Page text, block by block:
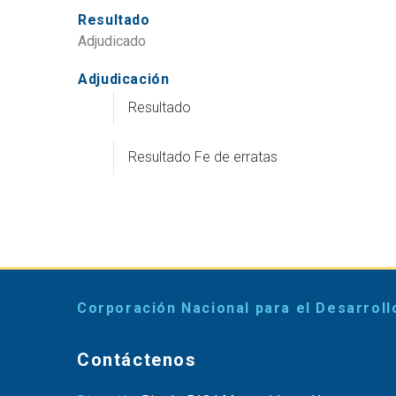
Resultado
Adjudicado
Adjudicación
Resultado
Resultado Fe de erratas
Corporación Nacional para el
Contáctenos